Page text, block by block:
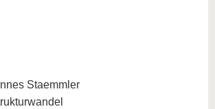
Staemmler